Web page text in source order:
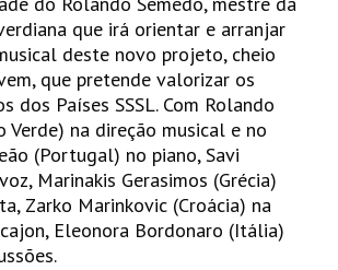
que irá orientar e arranjar
deste novo projeto, cheio
que pretende valorizar os
dos Países SSSL. Com Rolando
Verde) na direção musical e no
(Portugal) no piano, Savi
Marinakis Gerasimos (Grécia)
Zarko Marinkovic (Croácia) na
Eleonora Bordonaro (Itália)